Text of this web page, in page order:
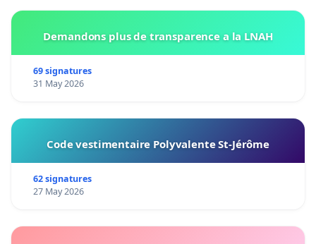
Demandons plus de transparence a la LNAH
69 signatures
31 May 2026
Code vestimentaire Polyvalente St-Jérôme
62 signatures
27 May 2026